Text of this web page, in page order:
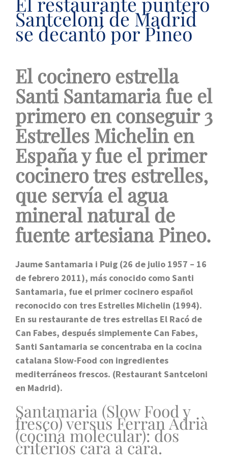
Santceloni de Madrid
se decantó por Pineo
El cocinero estrella
Santi Santamaria fue el
primero en conseguir 3
Estrelles Michelin en
España y fue el primer
cocinero tres estrelles,
que servía el agua
mineral natural de
fuente artesiana Pineo.
Jaume Santamaria i Puig (26 de julio 1957 – 16
de febrero 2011), más conocido como Santi
Santamaria, fue el primer cocinero español
reconocido con tres Estrelles Michelin (1994).
En su restaurante de tres estrellas El Racó de
Can Fabes, después simplemente Can Fabes,
Santi Santamaria se concentraba en la cocina
catalana Slow-Food con ingredientes
mediterráneos frescos. (Restaurant Santceloni
en Madrid).
Santamaria (Slow Food y
fresco) versus Ferran Adrià
(cocina molecular): dos
criterios cara a cara.